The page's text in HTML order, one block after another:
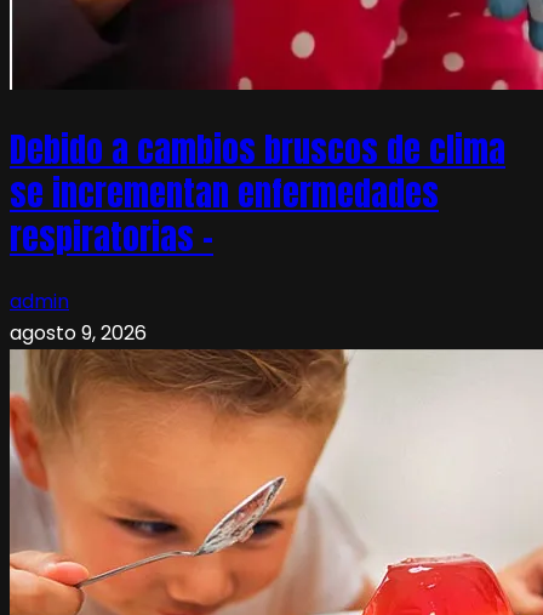
Debido a cambios bruscos de clima
se incrementan enfermedades
respiratorias –
admin
agosto 9, 2026